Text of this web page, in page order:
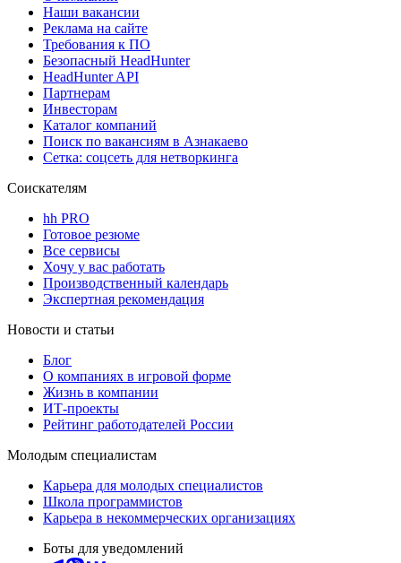
Наши вакансии
Реклама на сайте
Требования к ПО
Безопасный HeadHunter
HeadHunter API
Партнерам
Инвесторам
Каталог компаний
Поиск по вакансиям в Азнакаево
Сетка: соцсеть для нетворкинга
Соискателям
hh PRO
Готовое резюме
Все сервисы
Хочу у вас работать
Производственный календарь
Экспертная рекомендация
Новости и статьи
Блог
О компаниях в игровой форме
Жизнь в компании
ИТ-проекты
Рейтинг работодателей России
Молодым специалистам
Карьера для молодых специалистов
Школа программистов
Карьера в некоммерческих организациях
Боты для уведомлений